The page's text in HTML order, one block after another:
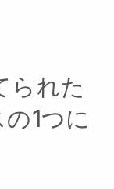
られた
1つに